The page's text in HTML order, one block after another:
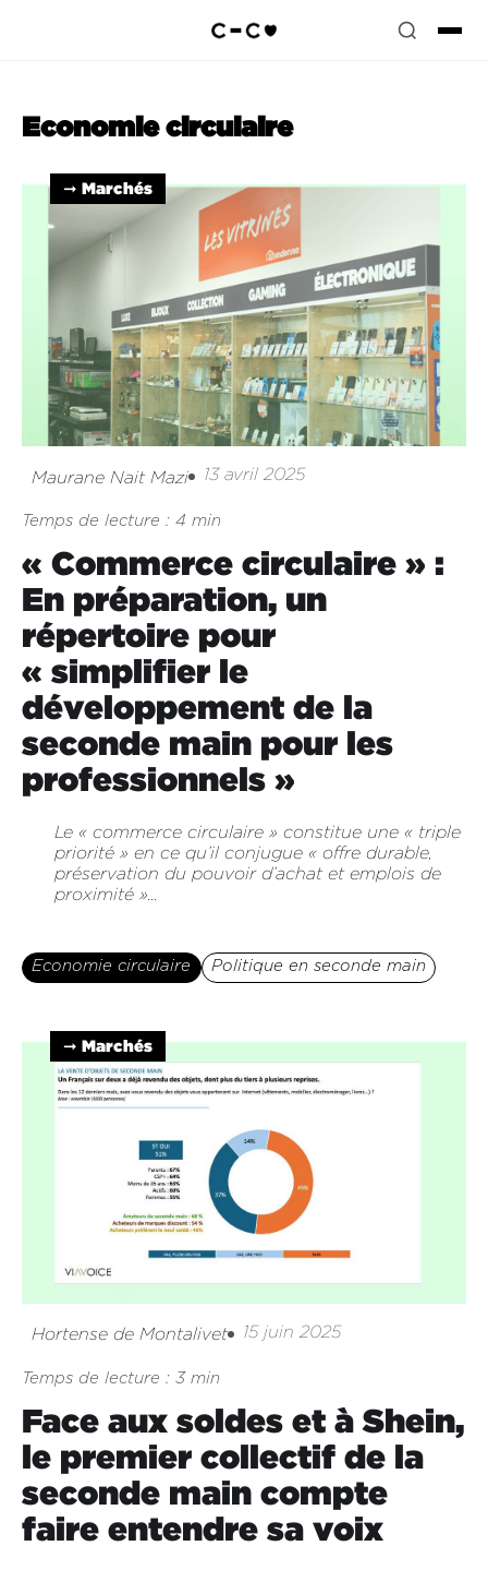
Economie circulaire
➞ Marchés
Maurane Nait Mazi 13 avril 2025
Temps de lecture : 4 min
« Commerce circulaire » :
En préparation, un
répertoire pour
« simplifier le
développement de la
seconde main pour les
professionnels »
Le « commerce circulaire » constitue une « triple
priorité » en ce qu’il conjugue « offre durable,
préservation du pouvoir d’achat et emplois de
proximité »...
Economie circulaire Politique en seconde main
➞ Marchés
Hortense de Montalivet 15 juin 2025
Temps de lecture : 3 min
Face aux soldes et à Shein,
le premier collectif de la
seconde main compte
faire entendre sa voix